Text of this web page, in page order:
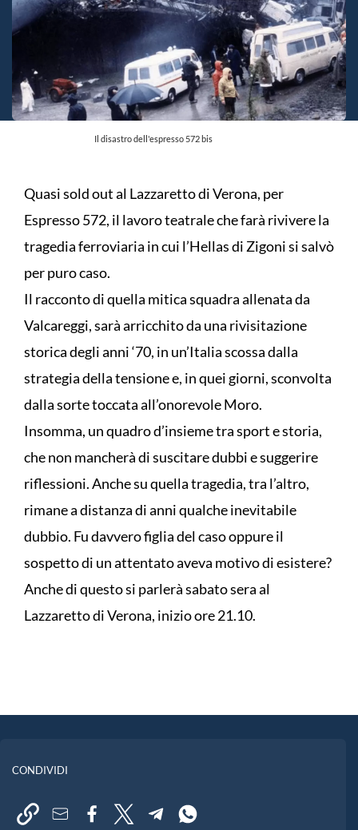
Il disastro dell'espresso 572 bis
Quasi sold out al Lazzaretto di Verona, per
Espresso 572, il lavoro teatrale che farà rivivere la
tragedia ferroviaria in cui l’Hellas di Zigoni si salvò
per puro caso.
Il racconto di quella mitica squadra allenata da
Valcareggi, sarà arricchito da una rivisitazione
storica degli anni ‘70, in un’Italia scossa dalla
strategia della tensione e, in quei giorni, sconvolta
dalla sorte toccata all’onorevole Moro.
Insomma, un quadro d’insieme tra sport e storia,
che non mancherà di suscitare dubbi e suggerire
riflessioni. Anche su quella tragedia, tra l’altro,
rimane a distanza di anni qualche inevitabile
dubbio. Fu davvero figlia del caso oppure il
sospetto di un attentato aveva motivo di esistere?
Anche di questo si parlerà sabato sera al
Lazzaretto di Verona, inizio ore 21.10.
CONDIVIDI